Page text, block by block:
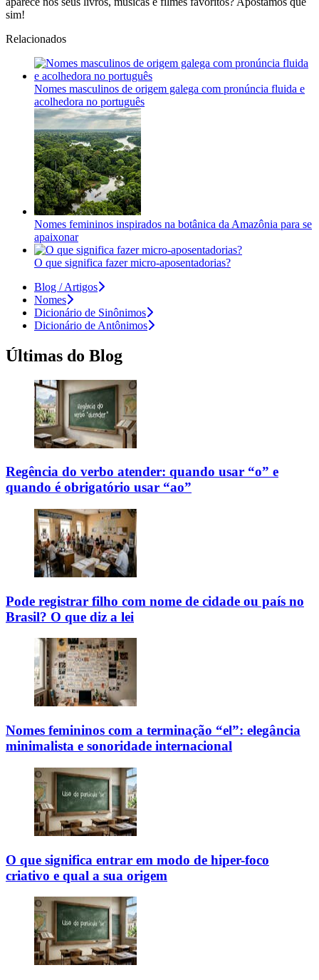
sim!
Relacionados
Nomes masculinos de origem galega com pronúncia fluida e
acolhedora no português
Nomes femininos inspirados na botânica da Amazônia para se
apaixonar
O que significa fazer micro-aposentadorias?
Blog / Artigos
Nomes
Dicionário de Sinônimos
Dicionário de Antônimos
Últimas do Blog
Regência do verbo atender: quando usar “o” e
quando é obrigatório usar “ao”
Pode registrar filho com nome de cidade ou país no
Brasil? O que diz a lei
Nomes femininos com a terminação “el”: elegância
minimalista e sonoridade internacional
O que significa entrar em modo de hiper-foco
criativo e qual a sua origem